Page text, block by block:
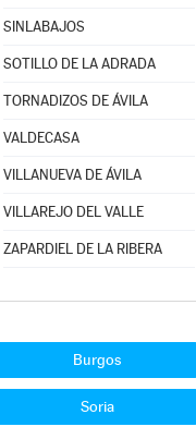
SINLABAJOS
SOTILLO DE LA ADRADA
TORNADIZOS DE ÁVILA
VALDECASA
VILLANUEVA DE ÁVILA
VILLAREJO DEL VALLE
ZAPARDIEL DE LA RIBERA
Burgos
Soria